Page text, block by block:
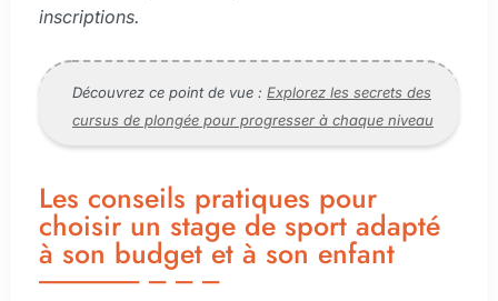
inscriptions.
Découvrez ce point de vue : Explorez les secrets des
cursus de plongée pour progresser à chaque niveau
Les conseils pratiques pour
choisir un stage de sport adapté
à son budget et à son enfant